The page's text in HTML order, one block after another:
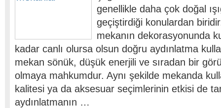
genellikle daha çok doğal
geçiştirdiği konulardan
mekanın dekorasyonunda
kadar canlı olursa olsun doğru aydınlatma
mekan sönük, düşük enerjili ve sıradan bir
olmaya mahkumdur. Aynı şekilde mekanda
kalitesi ya da aksesuar seçimlerinin etkisi de
aydınlatmanın …